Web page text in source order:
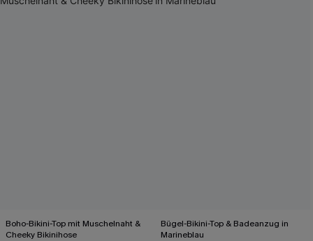
Boho-Bikini-Top mit Muschelnaht &
Cheeky Bikinihose
Bügel-Bikini-Top & Badeanzug in
Marineblau